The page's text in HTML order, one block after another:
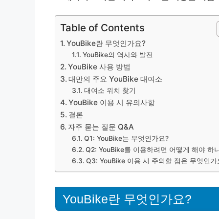
Table of Contents
YouBike란 무엇인가요?
YouBike의 역사와 발전
YouBike 사용 방법
대만의 주요 YouBike 대여소
대여소 위치 찾기
YouBike 이용 시 유의사항
결론
자주 묻는 질문 Q&A
Q1: YouBike는 무엇인가요?
Q2: YouBike를 이용하려면 어떻게 해야 하
Q3: YouBike 이용 시 주의할 점은 무엇인가
YouBike란 무엇인가요?